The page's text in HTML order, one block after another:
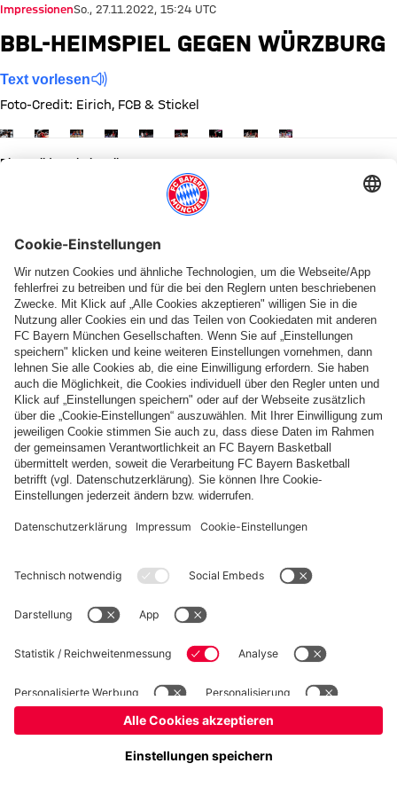
ImpressionenSo., 27.11.2022, 15:24 UTC
BBL-HEIMSPIEL GEGEN WÜRZBURG
Text vorlesen
Foto-Credit: Eirich, FCB & Stickel
Zeige in voller Größe
Zeige in voller Größe
Zeige in voller Größe
Zeige in voller Größe
Zeige in voller Größe
Zeige in voller Größe
Zeige in voller Größe
Zeige in voller Größe
Zeige in voller
Diese Bildergalerie teilen
Datenschutz
Barrierefreiheit
Kinder- und Jugendschutz
Hinweisgebersystem Kontakt Cookie-Einstellungen